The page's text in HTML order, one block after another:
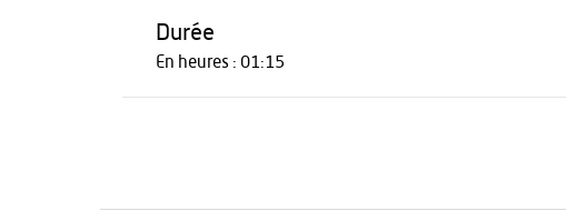
Durée
En heures : 01:15